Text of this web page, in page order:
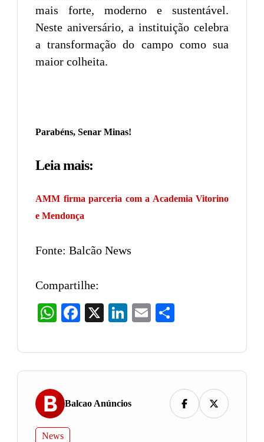
mais forte, moderno e sustentável.
Neste aniversário, a instituição celebra
a transformação do campo como sua
maior colheita.
Parabéns, Senar Minas!
Leia mais:
AMM firma parceria com a Academia Vitorino
e Mendonça
Fonte: Balcão News
Compartilhe:
WhatsAppFacebook LinkedIn
Email
Balcao Anúncios
News